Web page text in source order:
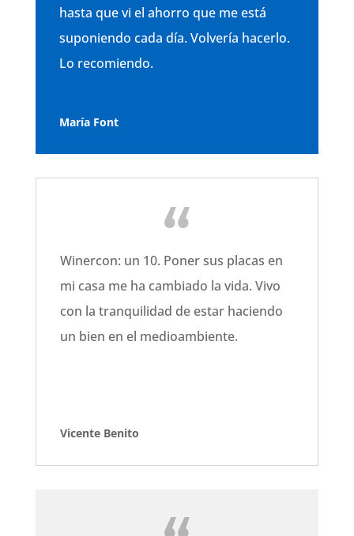
hasta que vi el ahorro que me está
suponiendo cada día. Volvería hacerlo.
Lo recomiendo.
María Font
Winercon: un 10. Poner sus placas en
mi casa me ha cambiado la vida. Vivo
con la tranquilidad de estar haciendo
un bien en el medioambiente.
Vicente Benito